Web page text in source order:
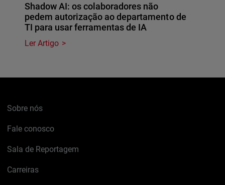
Shadow AI: os colaboradores não
pedem autorização ao departamento de
TI para usar ferramentas de IA
Ler Artigo
Sobre nós
Fale conosco
Sala de Reportagem
Carreiras